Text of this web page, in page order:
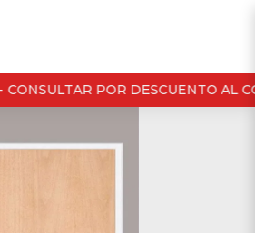
CONSULTAR POR DESCUENTO AL